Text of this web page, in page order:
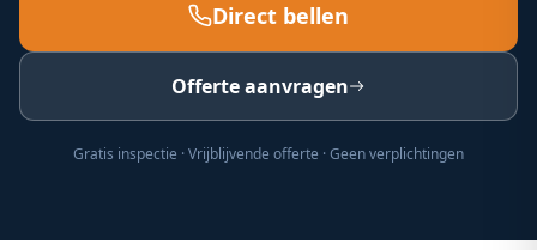
Direct bellen
Offerte aanvragen
Gratis inspectie · Vrijblijvende offerte · Geen verplichtingen